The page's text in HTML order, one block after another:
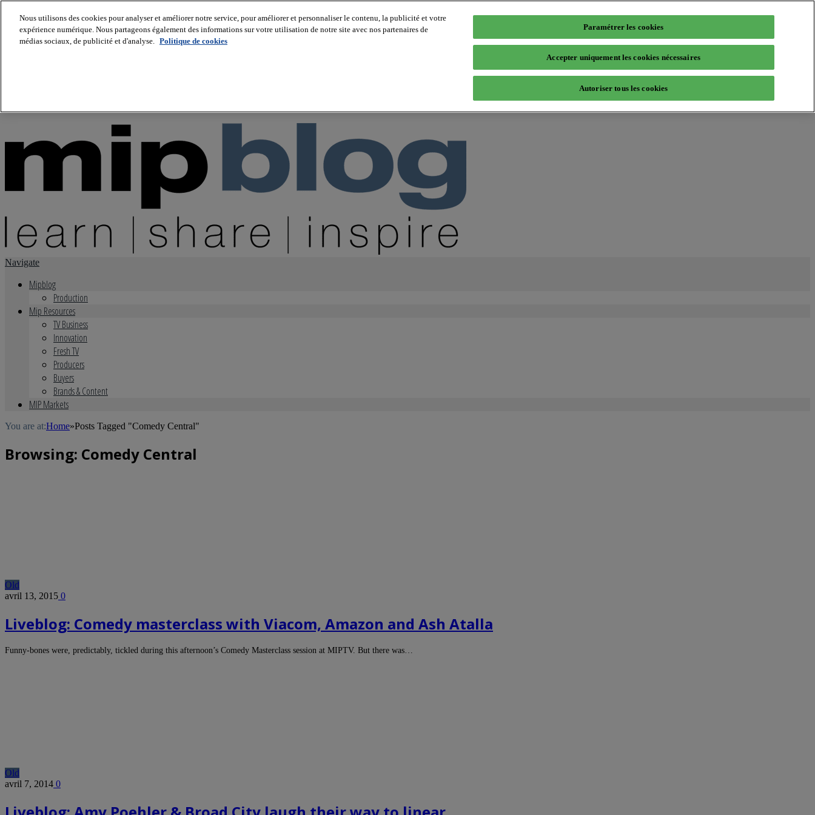
About us
Navigate
Mipblog
Production
Mip Resources
TV Business
Innovation
Fresh TV
Producers
Buyers
Brands & Content
MIP Markets
You are at:Home»Posts Tagged "Comedy Central"
Browsing: Comedy Central
Old
avril 13, 2015 0
Liveblog: Comedy masterclass with Viacom, Amazon and Ash Atalla
Funny-bones were, predictably, tickled during this afternoon’s Comedy Masterclass session at MIPTV. But there was…
Old
avril 7, 2014 0
Nous utilisons des cookies pour analyser et améliorer notre service, pour améliorer et personnaliser le contenu, la publicité et votre
expérience numérique. Nous partageons également des informations sur votre utilisation de notre site avec nos partenaires de
médias sociaux, de publicité et d'analyse. Politique de cookies
Paramétrer les cookies
Accepter uniquement les cookies nécessaires
Autoriser tous les cookies